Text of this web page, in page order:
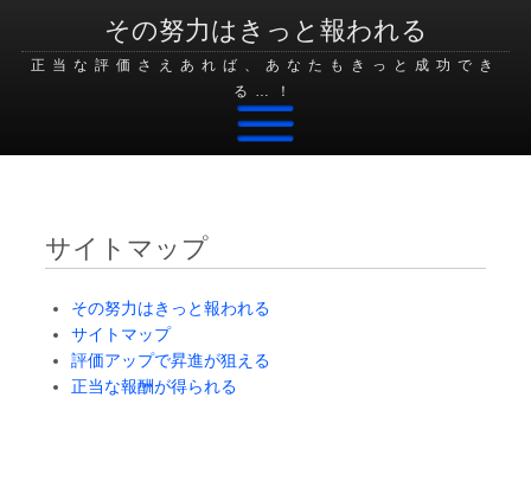
その努力はきっと報われる
正当な評価さえあれば、あなたもきっと成功でき
る…！
サイトマップ
その努力はきっと報われる
サイトマップ
評価アップで昇進が狙える
正当な報酬が得られる